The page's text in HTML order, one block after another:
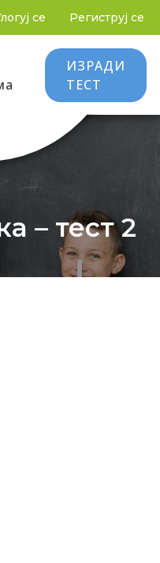
се Региструј се
ИЗРАДИ
ТЕСТ
– тест 2